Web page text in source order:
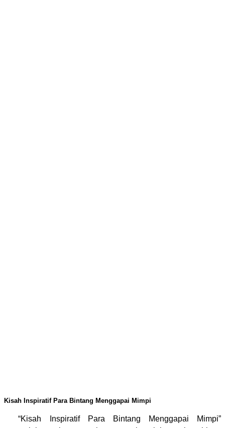
Kisah Inspiratif Para Bintang Menggapai Mimpi
“Kisah Inspiratif Para Bintang Menggapai Mimpi”